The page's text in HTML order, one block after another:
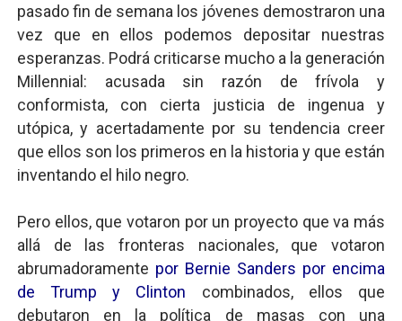
pasado fin de semana los jóvenes demostraron una
vez que en ellos podemos depositar nuestras
esperanzas. Podrá criticarse mucho a la generación
Millennial: acusada sin razón de frívola y
conformista, con cierta justicia de ingenua y
utópica, y acertadamente por su tendencia creer
que ellos son los primeros en la historia y que están
inventando el hilo negro.
Pero ellos, que votaron por un proyecto que va más
allá de las fronteras nacionales, que votaron
abrumadoramente por Bernie Sanders por encima
de Trump y Clinton combinados, ellos que
debutaron en la política de masas con una